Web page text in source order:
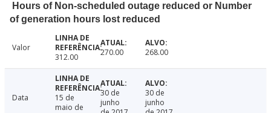
Hours of Non-scheduled outage reduced or Number
of generation hours lost reduced
Valor
312.00
270.00 268.00
Data
15 de
maio de
30 de
junho
30 de
junho